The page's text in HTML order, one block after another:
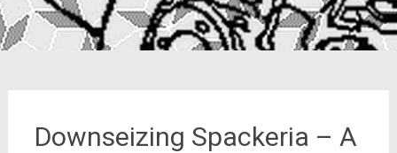
Downseizing Spackeria – A